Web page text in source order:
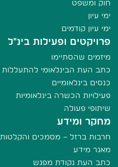
חוק ומשפט
ימי עיון
ימי עיון קודמים
פרויקטים ופעילות בינ"ל
מיזמים שהסתיימו
כתב העת הבינלאומי להתעללות
כנסים בינלאומיים
פעילויות הכשרה בינלאומיות
שיתופי פעולה
מחקר ומידע
חרבות ברזל – מסמכים והקלטות
מאגר מידע
כתב העת נקודת מפגש